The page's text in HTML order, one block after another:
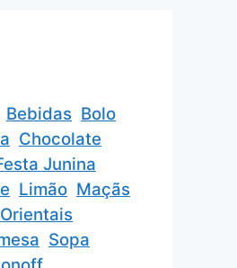
Bebidas Bolo
Chocolate
Junina
Limão Maçãs
Sopa